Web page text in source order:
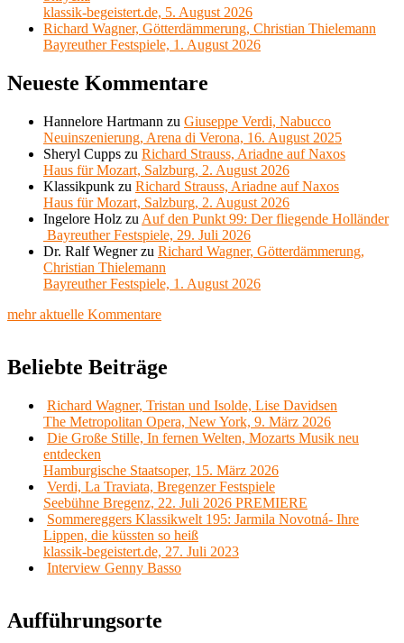
klassik-begeistert.de, 5. August 2026
Richard Wagner, Götterdämmerung, Christian Thielemann
Bayreuther Festspiele, 1. August 2026
Neueste Kommentare
Hannelore Hartmann zu Giuseppe Verdi, Nabucco
Neuinszenierung, Arena di Verona, 16. August 2025
Sheryl Cupps zu Richard Strauss, Ariadne auf Naxos
Haus für Mozart, Salzburg, 2. August 2026
Klassikpunk zu Richard Strauss, Ariadne auf Naxos
Haus für Mozart, Salzburg, 2. August 2026
Ingelore Holz zu Auf den Punkt 99: Der fliegende Holländer
Bayreuther Festspiele, 29. Juli 2026
Dr. Ralf Wegnerzu Richard Wagner, Götterdämmerung,
Christian Thielemann
Bayreuther Festspiele, 1. August 2026
mehr aktuelle Kommentare
Beliebte Beiträge
Richard Wagner, Tristan und Isolde, Lise Davidsen
The Metropolitan Opera, New York, 9. März 2026
Die Große Stille, In fernen Welten, Mozarts Musik neu
entdecken
Hamburgische Staatsoper, 15. März 2026
Verdi, La Traviata, Bregenzer Festspiele
Seebühne Bregenz, 22. Juli 2026 PREMIERE
Sommereggers Klassikwelt 195: Jarmila Novotná- Ihre
Lippen, die küssten so heiß
klassik-begeistert.de, 27. Juli 2023
Interview Genny Basso
Aufführungsorte